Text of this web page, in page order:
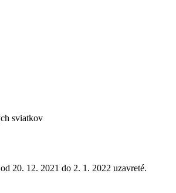
sviatkov
20. 12. 2021 do 2. 1. 2022 uzavreté.